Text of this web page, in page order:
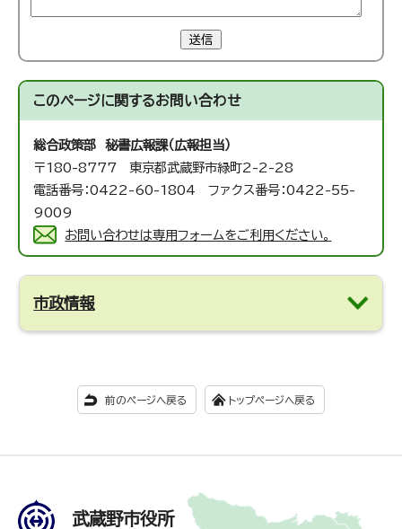
送信
このページに関するお問い合わせ
総合政策部 秘書広報課（広報担当）
〒180-8777 東京都武蔵野市緑町2-2-28
電話番号：0422-60-1804 ファクス番号：0422-55-
9009
お問い合わせは専用フォームをご利用ください。
市政情報
前のページへ戻る トップページへ戻る
武蔵野市役所